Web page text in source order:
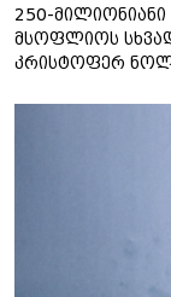
250-მილიონიანი
მსოფლიოს
კრისტოფერ